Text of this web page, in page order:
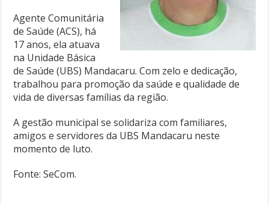
Agente Comunitária
de Saúde (ACS), há
17 anos, ela atuava
na Unidade Básica
de Saúde (UBS) Mandacaru. Com zelo e dedicação,
trabalhou para promoção da saúde e qualidade de
vida de diversas famílias da região.
A gestão municipal se solidariza com familiares,
amigos e servidores da UBS Mandacaru neste
momento de luto.
Fonte: SeCom.